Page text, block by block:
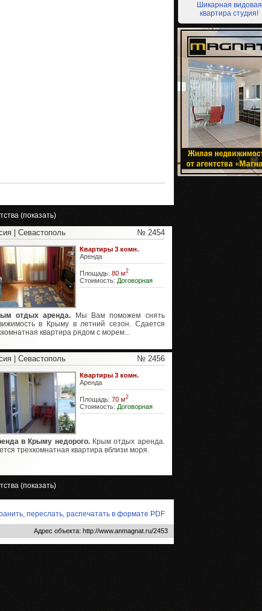
(показать)
| Севастополь № 2454
Квартиры 3 комн.
Аренда
Площадь: 80 м2
Стоимость: Договорная
отдых аренда. Мы Вам поможем снять
в Крыму в летний сезон. Сдается
квартира рядом с морем...
| Севастополь № 2456
Квартиры 3 комн.
Аренда
Площадь: 70 м2
Стоимость: Договорная
в Крыму недорого.Крым отдых аренда.
трехкомнатная квартира вблизи моря.
(показать)
переслать, распечатать в формате PDF
Адрес объекта: http://www.anmagnat.ru/2453
Шикарная видовая
квартира студия!